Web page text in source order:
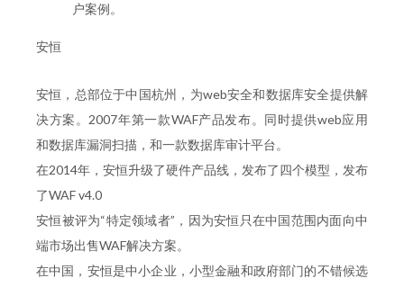
户案例。
安恒
安恒，总部位于中国杭州，为web安全和数据库安全提供解
决方案。2007年第一款WAF产品发布。同时提供web应用
和数据库漏洞扫描，和一款数据库审计平台。
在2014年，安恒升级了硬件产品线，发布了四个模型，发布
了WAF v4.0
安恒被评为“特定领域者”，因为安恒只在中国范围内面向中
端市场出售WAF解决方案。
在中国，安恒是中小企业，小型金融和政府部门的不错候选